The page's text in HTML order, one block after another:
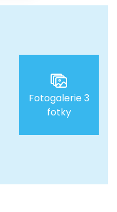
Fotogalerie 3
fotky